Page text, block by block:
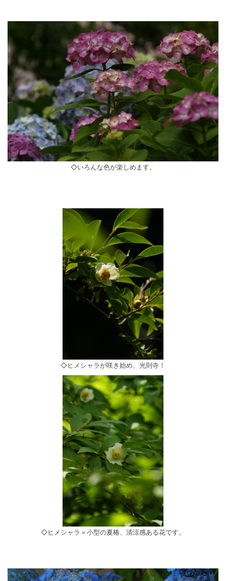
◇いろんな色が楽しめます。
◇ヒメシャラが咲き始め、光則寺！
◇ヒメシャラ＝小型の夏椿、清涼感ある花です。